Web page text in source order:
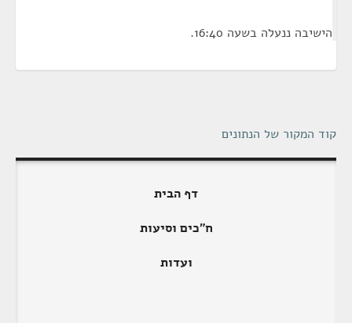
הישיבה ננעלה בשעה 16:40.
קוד המקור של הנתונים
דף הבית
ח"כים וסיעות
ועדות